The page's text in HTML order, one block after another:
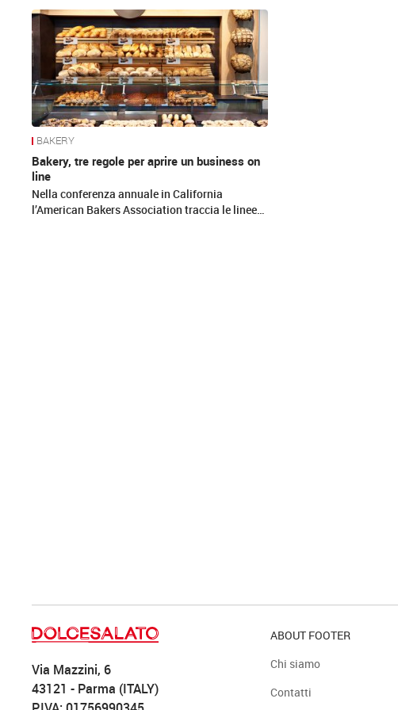
News
BAKERY
Bakery, tre regole per aprire un business on
line
Nella conferenza annuale in California
l’American Bakers Association traccia le linee…
Via Mazzini, 6
43121 - Parma (ITALY)
ABOUT FOOTER
Chi siamo
Contatti